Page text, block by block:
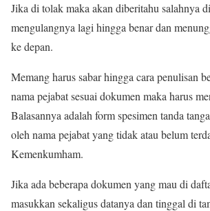
Jika di tolak maka akan diberitahu salahnya
mengulangnya lagi hingga benar dan
ke depan.
Memang harus sabar hingga cara penulisan
nama pejabat sesuai dokumen maka harus
Balasannya adalah form spesimen tanda
oleh nama pejabat yang tidak atau belum
Kemenkumham.
Jika ada beberapa dokumen yang mau di
masukkan sekaligus datanya dan tinggal di